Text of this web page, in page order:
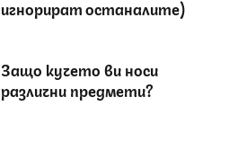
игнорират останалите)
Защо кучето ви носи
различни предмети?